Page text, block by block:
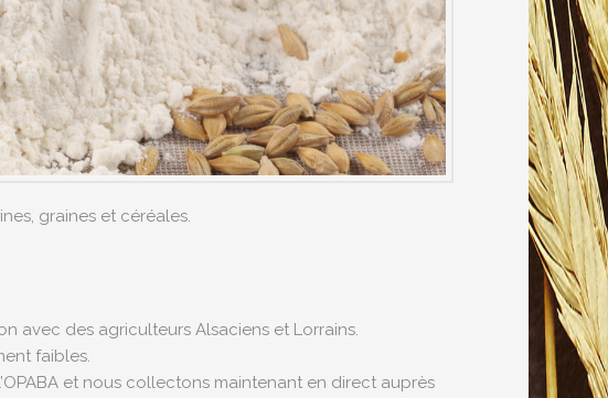
graines et céréales.
avec des agriculteurs Alsaciens et Lorrains.
faibles.
et nous collectons maintenant en direct auprès